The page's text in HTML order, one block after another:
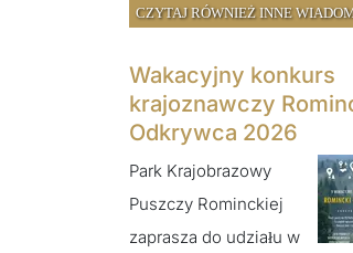
CZYTAJ RÓWNIEŻ INNE
Wakacyjny konkurs
krajoznawczy
Odkrywca 2026
Park Krajobrazowy
Puszczy Rominckiej
zaprasza do udziału w